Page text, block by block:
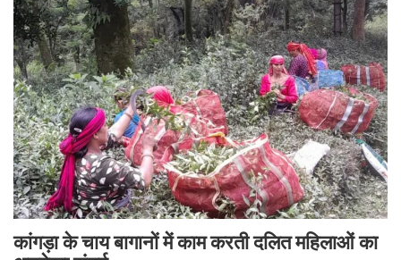
कांगड़ा के चाय बागानों में काम करती दलित महिलाओं का